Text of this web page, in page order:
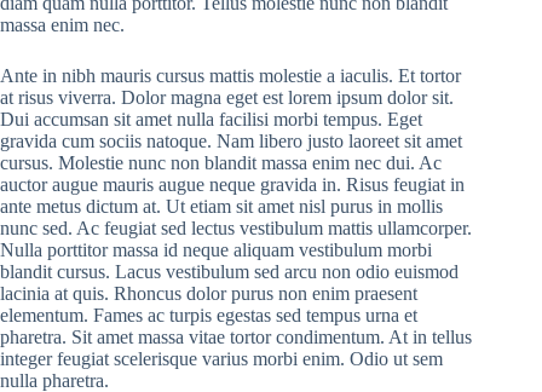
massa enim nec.
Ante in nibh mauris cursus mattis molestie a iaculis. Et tortor
at risus viverra. Dolor magna eget est lorem ipsum dolor sit.
Dui accumsan sit amet nulla facilisi morbi tempus. Eget
gravida cum sociis natoque. Nam libero justo laoreet sit amet
cursus. Molestie nunc non blandit massa enim nec dui. Ac
auctor augue mauris augue neque gravida in. Risus feugiat in
ante metus dictum at. Ut etiam sit amet nisl purus in mollis
nunc sed. Ac feugiat sed lectus vestibulum mattis ullamcorper.
Nulla porttitor massa id neque aliquam vestibulum morbi
blandit cursus. Lacus vestibulum sed arcu non odio euismod
lacinia at quis. Rhoncus dolor purus non enim praesent
elementum. Fames ac turpis egestas sed tempus urna et
pharetra. Sit amet massa vitae tortor condimentum. At in tellus
integer feugiat scelerisque varius morbi enim. Odio ut sem
nulla pharetra.